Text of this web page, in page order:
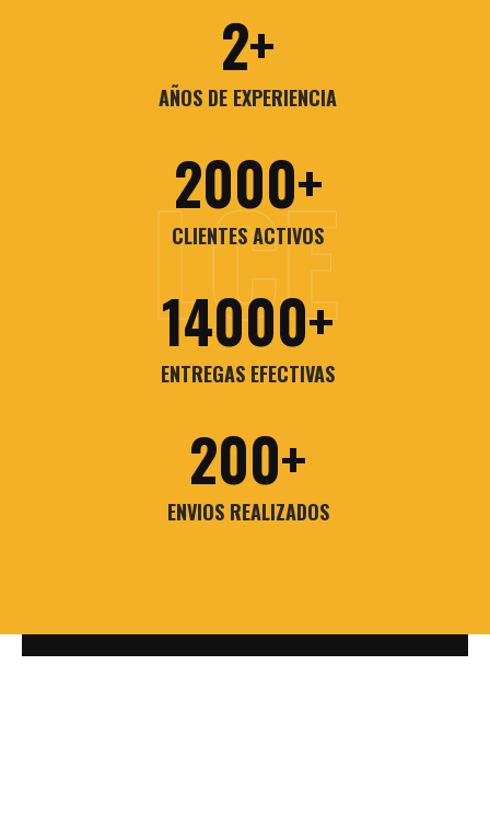
2
AÑOS DE EXPERIENCIA
2000
CLIENTES ACTIVOS
14000
ENTREGAS EFECTIVAS
200
ENVIOS REALIZADOS